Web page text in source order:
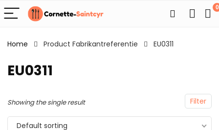
0
Home Product Fabrikantreferentie EU0311
EU0311
Filter
Showing the single result
Default sorting